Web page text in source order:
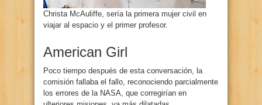
Christa McAuliffe, sería la primera mujer civil en
viajar al espacio y el primer profesor.
American Girl
Poco tiempo después de esta conversación, la
comisión fallaba el fallo, reconociendo parcialmente
los errores de la NASA, que corregirían en